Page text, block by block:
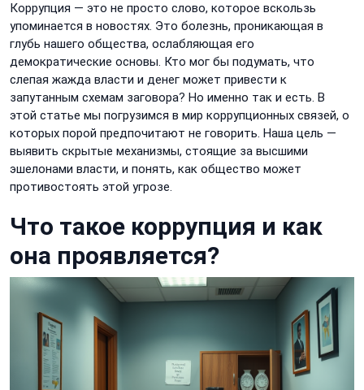
Коррупция — это не просто слово, которое вскользь
упоминается в новостях. Это болезнь, проникающая в
глубь нашего общества, ослабляющая его
демократические основы. Кто мог бы подумать, что
слепая жажда власти и денег может привести к
запутанным схемам заговора? Но именно так и есть. В
этой статье мы погрузимся в мир коррупционных связей, о
которых порой предпочитают не говорить. Наша цель —
выявить скрытые механизмы, стоящие за высшими
эшелонами власти, и понять, как общество может
противостоять этой угрозе.
Что такое коррупция и как
она проявляется?